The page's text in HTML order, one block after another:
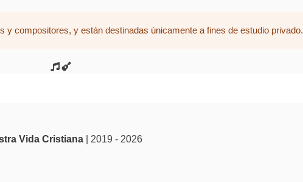
compositores, y están destinadas únicamente a fines de estudio privado.
Vida Cristiana| 2019 - 2026